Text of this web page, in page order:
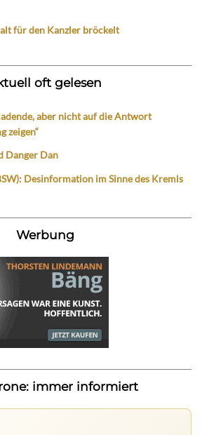
für den Kanzler bröckelt
oft gelesen
aber nicht auf die Antwort
zeigen“
Danger Dan
Desinformation im Sinne des Kremls
Werbung
immer informiert